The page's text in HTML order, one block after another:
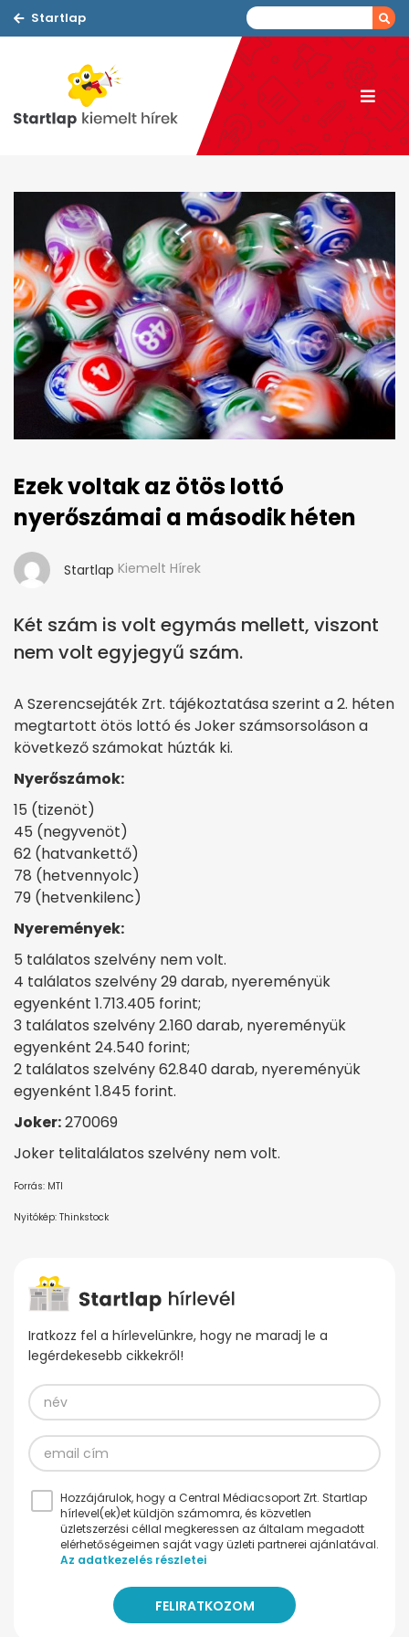
Startlap
Ezek voltak az ötös lottó
nyerőszámai a második héten
Startlap Kiemelt Hírek
Két szám is volt egymás mellett, viszont
nem volt egyjegyű szám.
A Szerencsejáték Zrt. tájékoztatása szerint a 2. héten
megtartott ötös lottó és Joker számsorsoláson a
következő számokat húzták ki.
Nyerőszámok:
15 (tizenöt)
45 (negyvenöt)
62 (hatvankettő)
78 (hetvennyolc)
79 (hetvenkilenc)
Nyeremények:
5 találatos szelvény nem volt.
4 találatos szelvény 29 darab, nyereményük
egyenként 1.713.405 forint;
3 találatos szelvény 2.160 darab, nyereményük
egyenként 24.540 forint;
2 találatos szelvény 62.840 darab, nyereményük
egyenként 1.845 forint.
Joker:270069
Joker telitalálatos szelvény nem volt.
Forrás: MTI
Nyitókép: Thinkstock
Iratkozz fel a hírlevelünkre, hogy ne maradj le a
legérdekesebb cikkekről!
Hozzájárulok, hogy a Central Médiacsoport Zrt. Startlap
hírlevel(ek)et küldjön számomra, és közvetlen
üzletszerzési céllal megkeressen az általam megadott
elérhetőségeimen saját vagy üzleti partnerei ajánlatával.
Az adatkezelés részletei